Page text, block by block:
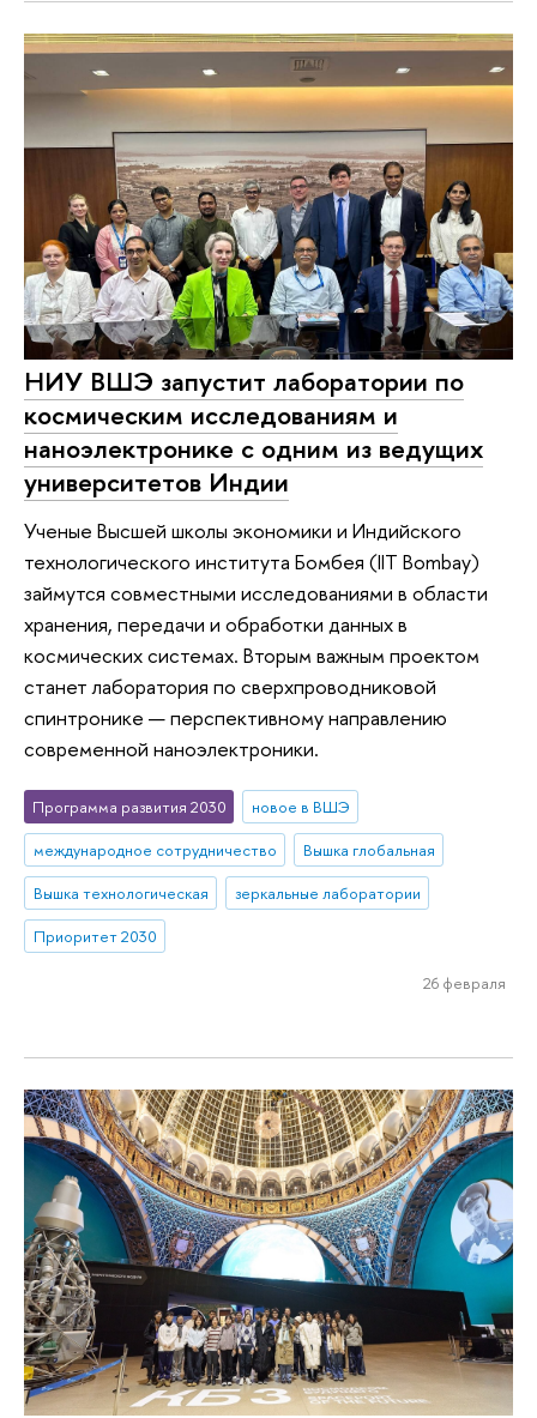
НИУ ВШЭ запустит лаборатории по
космическим исследованиям и
наноэлектронике с одним из ведущих
университетов Индии
Ученые Высшей школы экономики и Индийского
технологического института Бомбея (IIT Bombay)
займутся совместными исследованиями в области
хранения, передачи и обработки данных в
космических системах. Вторым важным проектом
станет лаборатория по сверхпроводниковой
спинтронике — перспективному направлению
современной наноэлектроники.
Программа развития 2030
новое в ВШЭ
международное сотрудничество
Вышка глобальная
Вышка технологическая
зеркальные лаборатории
Приоритет 2030
26 февраля